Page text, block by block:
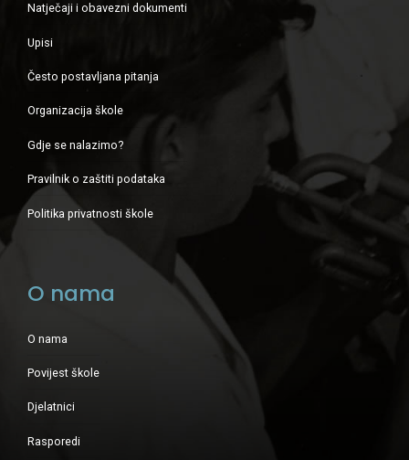
Natječaji i obavezni dokumenti
Upisi
Često postavljana pitanja
Organizacija škole
Gdje se nalazimo?
Pravilnik o zaštiti podataka
Politika privatnosti škole
O nama
O nama
Povijest škole
Djelatnici
Rasporedi